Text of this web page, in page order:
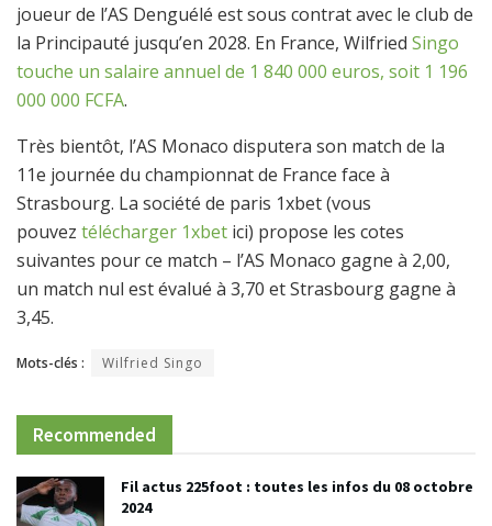
joueur de l’AS Denguélé est sous contrat avec le club de
la Principauté jusqu’en 2028. En France, Wilfried Singo
touche un salaire annuel de 1 840 000 euros, soit 1 196
000 000 FCFA.
Très bientôt, l’AS Monaco disputera son match de la
11e journée du championnat de France face à
Strasbourg. La société de paris 1xbet (vous
pouvez télécharger 1xbet ici) propose les cotes
suivantes pour ce match – l’AS Monaco gagne à 2,00,
un match nul est évalué à 3,70 et Strasbourg gagne à
3,45.
Mots-clés : Wilfried Singo
Recommended
Fil actus 225foot : toutes les infos du 08 octobre
2024